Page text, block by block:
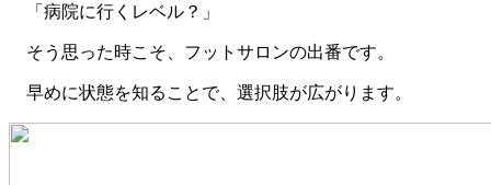
「病院に行くレベル？」
そう思った時こそ、フットサロンの出番です。
早めに状態を知ることで、選択肢が広がります。